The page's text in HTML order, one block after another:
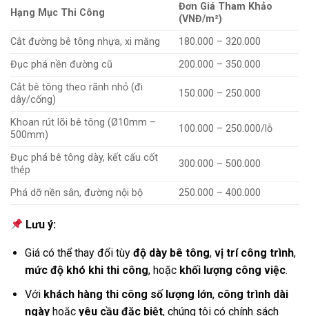
Hạng Mục Thi Công
Đơn Giá Tham Khảo
(VNĐ/m²)
Cắt đường bê tông nhựa, xi măng
180.000 – 320.000
Đục phá nền đường cũ
200.000 – 350.000
Cắt bê tông theo rãnh nhỏ (đi
dây/cống)
150.000 – 250.000
Khoan rút lõi bê tông (Ø10mm –
500mm)
100.000 – 250.000/lỗ
Đục phá bê tông dày, kết cấu cốt
thép
300.000 – 500.000
Phá dỡ nền sân, đường nội bộ 250.000 – 400.000
Lưu ý:
Giá có thể thay đổi tùy độ dày bê tông, vị trí công trình,
mức độ khó khi thi công, hoặc khối lượng công việc.
Với khách hàng thi công số lượng lớn, công trình dài
ngàyhoặc yêu cầu đặc biệt, chúng tôi có chính sách